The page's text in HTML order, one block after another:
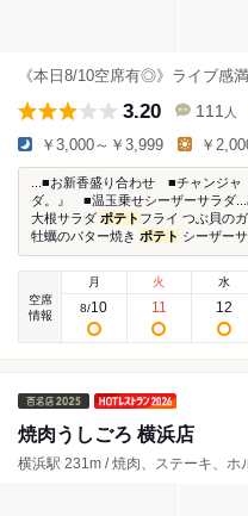
《本日8/10空席有◎》ライブ感
3.20 111 人
￥3,000～￥3,999 ￥
...■お新香盛り合わせ ■チャンジ
ダ。』 ■温玉乗せシーザーサラダ...
大根サラダ ポテト フライ つぶ貝の
牡蠣のバター焼き ポテト シーザー
空席
情報
月
8/10
火
11
水
12
焼肉うしごろ 横浜店
横浜駅 231m / 焼肉、ステーキ、ホ